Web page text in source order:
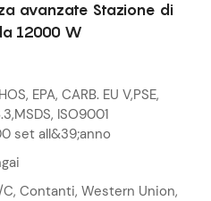
avanzate Stazione di
12000 W
EPA, CARB. EU V,PSE,
ISO9001
set all&39;anno
C, Contanti, Western Union,